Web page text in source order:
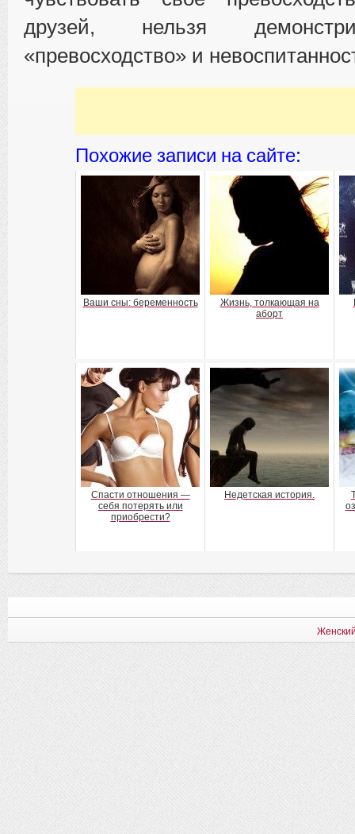
друзей, нельзя
«превосходство» и
Похожие записи на сайте:
Ваши сны: беременность
Жизнь, толкающая на
аборт
Спасти отношения —
себя потерять или
приобрести?
Недетская история.